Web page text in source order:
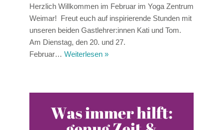
Herzlich Willkommen im Februar im Yoga Zentrum
Weimar! Freut euch auf inspirierende Stunden mit
unseren beiden Gastlehrer:innen Kati und Tom.
Am Dienstag, den 20. und 27.
Februar… Weiterlesen »